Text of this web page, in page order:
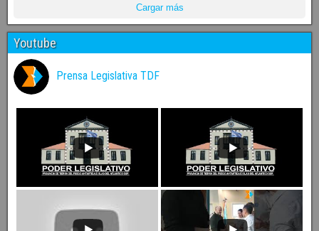
Cargar más
Youtube
Prensa Legislativa TDF